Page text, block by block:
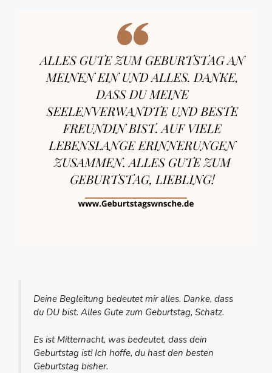
Deine Begleitung bedeutet mir alles. Danke, dass
du DU bist. Alles Gute zum Geburtstag, Schatz.
Es ist Mitternacht, was bedeutet, dass dein
Geburtstag ist! Ich hoffe, du hast den besten
Geburtstag bisher.